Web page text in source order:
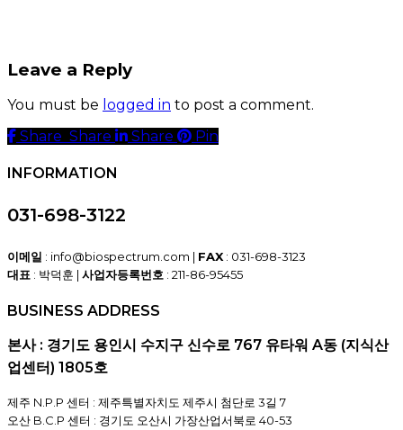
Leave a Reply
You must be logged in to post a comment.
Share
Share Share Share Pin
INFORMATION
031-698-3122
이메일 : info@biospectrum.com | FAX : 031-698-3123
대표 : 박덕훈 | 사업자등록번호 : 211-86-95455
BUSINESS ADDRESS
본사 : 경기도 용인시 수지구 신수로 767 유타워 A동 (지식산
업센터) 1805호
제주 N.P.P 센터 : 제주특별자치도 제주시 첨단로 3길 7
오산 B.C.P 센터 : 경기도 오산시 가장산업서북로 40-53